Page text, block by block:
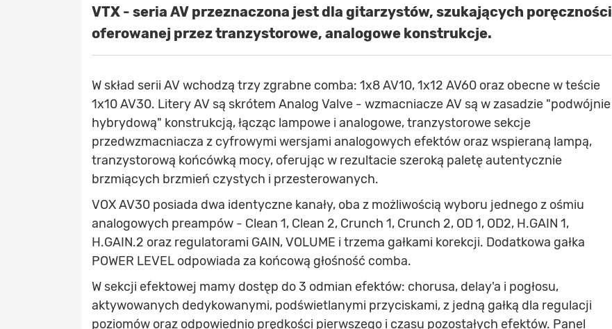
VTX - seria AV przeznaczona jest dla gitarzystów, szukających poręczności
oferowanej przez tranzystorowe, analogowe konstrukcje.
W skład serii AV wchodzą trzy zgrabne comba: 1x8 AV10, 1x12 AV60 oraz obecne w teście
1x10 AV30. Litery AV są skrótem Analog Valve - wzmacniacze AV są w zasadzie "podwójnie
hybrydową" konstrukcją, łącząc lampowe i analogowe, tranzystorowe sekcje
przedwzmacniacza z cyfrowymi wersjami analogowych efektów oraz wspieraną lampą,
tranzystorową końcówką mocy, oferując w rezultacie szeroką paletę autentycznie
brzmiących brzmień czystych i przesterowanych.
VOX AV30 posiada dwa identyczne kanały, oba z możliwością wyboru jednego z ośmiu
analogowych preampów - Clean 1, Clean 2, Crunch 1, Crunch 2, OD 1, OD2, H.GAIN 1,
H.GAIN.2 oraz regulatorami GAIN, VOLUME i trzema gałkami korekcji. Dodatkowa gałka
POWER LEVEL odpowiada za końcową głośność comba.
W sekcji efektowej mamy dostęp do 3 odmian efektów: chorusa, delay'a i pogłosu,
aktywowanych dedykowanymi, podświetlanymi przyciskami, z jedną gałką dla regulacji
poziomów oraz odpowiednio prędkości pierwszego i czasu pozostałych efektów. Panel